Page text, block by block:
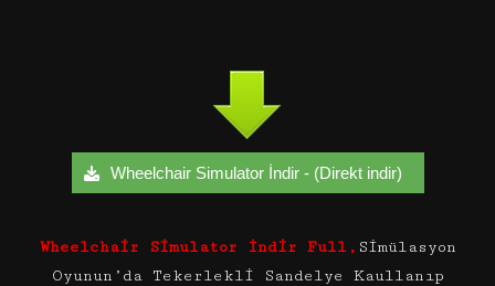
Wheelchair Simulator İndir - (Direkt indir)
Wheelchair Simulator İndir Full, Simülasyon
Oyunun’da Tekerlekli Sandelye Kaullanıp